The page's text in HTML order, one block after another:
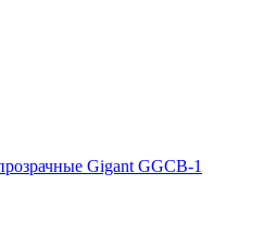
Gigant GGСB-1